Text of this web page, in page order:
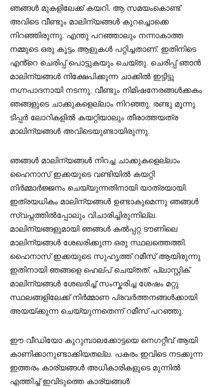
ഞങ്ങൾ മുകളിലേക്ക് കയറി. ആ സമയംകൊണ്ട്
അവിടെ വീണ്ടും മാലിന്യങ്ങൾ കുറച്ചൊക്കെ
നിറഞ്ഞിരുന്നു. എന്തു പറഞ്ഞാലും നന്നാകാത്ത
നമ്മുടെ ഒരു കൂട്ടം ആളുകൾ പറ്റിച്ചതാണ്. ഇതിനിടെ
എൻ്റെ ചെരിപ്പ് പൊട്ടുകയും ചെയ്തു. ചെരിപ്പ് ഞാൻ
മാലിന്യങ്ങൾ നിക്ഷേപിക്കുന്ന ചാക്കിൽ ഇട്ടിട്ടു
നഗ്നപാദനായി നടന്നു. വീണ്ടും നിമിഷനേരങ്ങൾക്കകം
ഞങ്ങളുടെ ചാക്കുകളെല്ലാം നിറഞ്ഞു. രണ്ടു മൂന്നു
ടിപ്പർ ലോറികളിൽ കയറ്റിയാലും തീരാത്തയത്ര
മാലിന്യങ്ങൾ അവിടെയുണ്ടായിരുന്നു.
ഞങ്ങൾ മാലിന്യങ്ങൾ നിറച്ച ചാക്കുകളെല്ലാം
ഹൈനാസ്‌ ഇക്കയുടെ വണ്ടിയിൽ കയറ്റി
നിർമ്മാർജ്ജനം ചെയ്യുന്നതിനായി യാത്രയായി.
ഇത്രയധികം മാലിന്യങ്ങൾ ഉണ്ടാകുമെന്നു ഞങ്ങൾ
സ്വപ്നത്തിൽപ്പോലും വിചാരിച്ചിരുന്നില്ല.
മാലിന്യങ്ങളുമായി ഞങ്ങൾ കൽപ്പറ്റ ടൗണിലെ
മാലിന്യങ്ങൾ ശേഖരിക്കുന്ന ഒരു സ്ഥലത്തെത്തി.
ഹൈനാസ്‌ ഇക്കയുടെ സുഹൃത്ത് റമീസ് ആയിരുന്നു
ഇതിനായി ഞങ്ങളെ ഹെല്പ് ചെയ്തത്. പ്ലാസ്റ്റിക്
മാലിന്യങ്ങൾ ശേഖരിച്ച് സംസ്കരിച്ച ശേഷം മറ്റു
സ്ഥലങ്ങളിലേക്ക് നിർമ്മാണ പ്രവർത്തനങ്ങൾക്കായി
അയയ്ക്കുന്ന ചെയ്യുന്നതെന്ന് റമീസ് പറഞ്ഞു.
ഈ വീഡിയോ കുറുമ്പാലക്കോട്ടയെ നെഗറ്റീവ് ആയി
കാണിക്കാനുണ്ടാക്കിയതല്ല. പകരം ഇവിടെ നടക്കുന്ന
ഇത്തരം കാര്യങ്ങൾ അധികാരികളുടെ മുന്നിൽ
എത്തിച്ച് ഇവിടുത്തെ കാര്യങ്ങൾ